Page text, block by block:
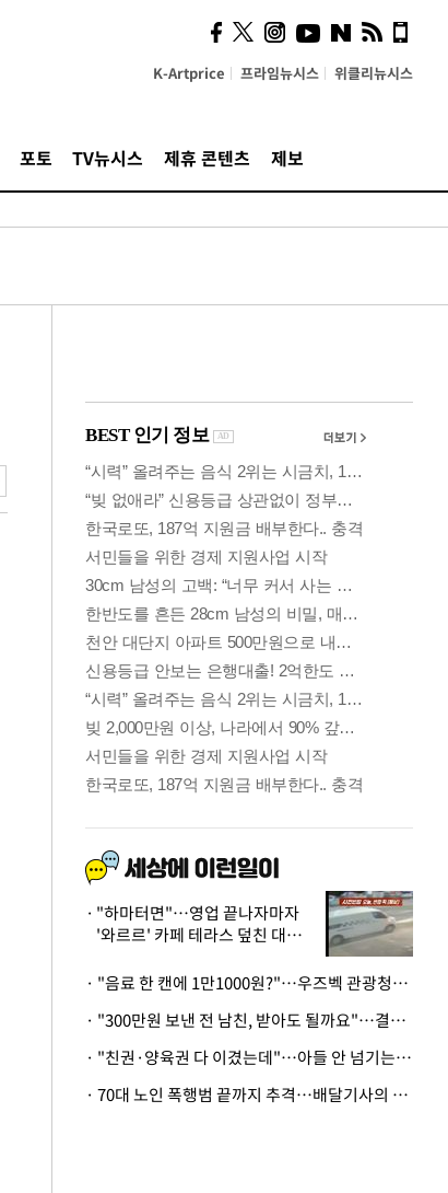
K-Artprice 프라임뉴시스 위클리뉴시스
포토 TV뉴시스 제휴 콘텐츠 제보
카페사장들 "배달플랫폼 상
생안이 더 절실"
"하마터면"…영업 끝나자마자
'와르르' 카페 테라스 덮친 대리
· "음료 한 캔에 1만1000원?"…우즈벡 관광청까지 나섰다, 유튜버 폭로 후폭풍
· "300만원 보낸 전 남친, 받아도 될까요"…결혼 앞둔 예비신부의 뜻밖 고충
· "친권·양육권 다 이겼는데"…아들 안 넘기는 아내에 '강제집행' 가능할까
· 70대 노인 폭행범 끝까지 추격…배달기사의 용기, 추가 피해 막았다